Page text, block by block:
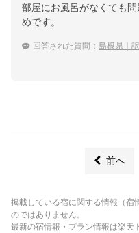
部屋にお風呂がなくても
めです。
回答された質問： 島根県｜訳アリ
前へ
掲載している宿に関する情報（宿
のではありません。
最新の宿情報・プラン情報は楽天